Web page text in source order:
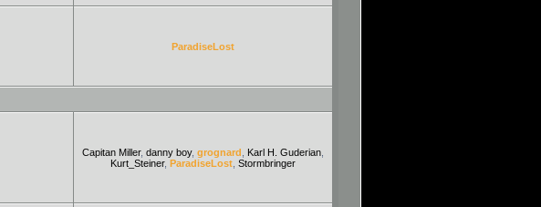
ParadiseLost
Capitan Miller, danny boy, grognard Karl H. Guderian
Kurt_Steiner, ParadiseLost Stormbringer